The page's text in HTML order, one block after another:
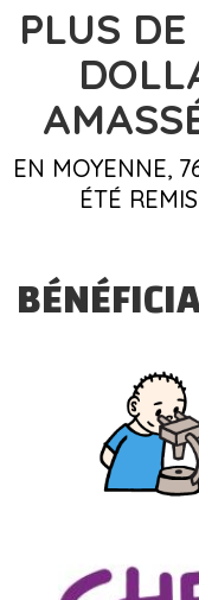
PLUS DE
EN MOYENNE,
ÉTÉ